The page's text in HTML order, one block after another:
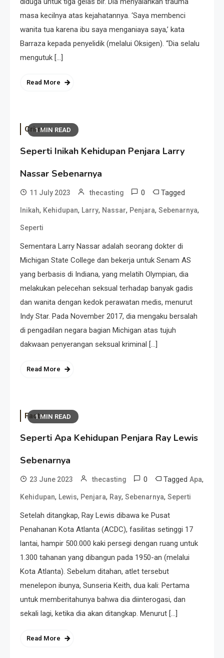
masa kecilnya atas kejahatannya. ‘Saya membenci
wanita tua karena ibu saya menganiaya saya,’ kata
Barraza kepada penyelidik (melalui Oksigen). “Dia selalu
mengutuk […]
Read More
1 MIN READ
Crime
Seperti Inikah Kehidupan Penjara Larry
Nassar Sebenarnya
11 July 2023 thecasting 0 Tagged
Inikah, Kehidupan, Larry, Nassar, Penjara, Sebenarnya,
Seperti
Sementara Larry Nassar adalah seorang dokter di
Michigan State College dan bekerja untuk Senam AS
yang berbasis di Indiana, yang melatih Olympian, dia
melakukan pelecehan seksual terhadap banyak gadis
dan wanita dengan kedok perawatan medis, menurut
Indy Star. Pada November 2017, dia mengaku bersalah
di pengadilan negara bagian Michigan atas tujuh
dakwaan penyerangan seksual kriminal […]
Read More
1 MIN READ
Facts
Seperti Apa Kehidupan Penjara Ray Lewis
Sebenarnya
23 June 2023 thecasting 0 Tagged Apa,
Kehidupan, Lewis, Penjara, Ray, Sebenarnya, Seperti
Setelah ditangkap, Ray Lewis dibawa ke Pusat
Penahanan Kota Atlanta (ACDC), fasilitas setinggi 17
lantai, hampir 500.000 kaki persegi dengan ruang untuk
1.300 tahanan yang dibangun pada 1950-an (melalui
Kota Atlanta). Sebelum ditahan, atlet tersebut
menelepon ibunya, Sunseria Keith, dua kali: Pertama
untuk memberitahunya bahwa dia diinterogasi, dan
sekali lagi, ketika dia akan ditangkap. Menurut […]
Read More